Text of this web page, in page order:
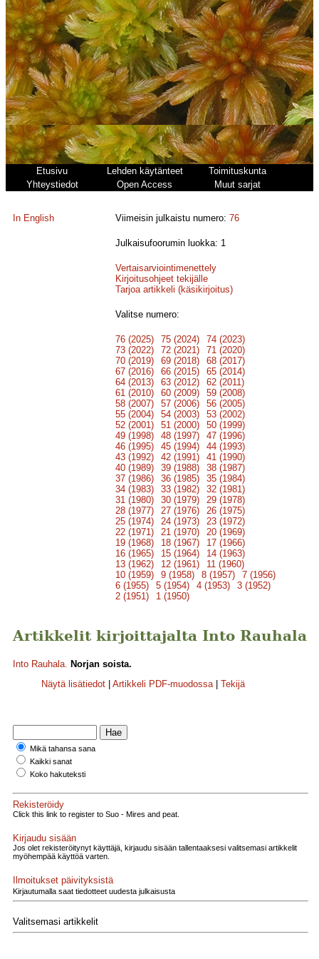
Etusivu Lehden käytänteet
Toimituskunta
Yhteystiedot
Open Access Muut sarjat
In English Viimeisin julkaistu numero:76
Julkaisufoorumin luokka: 1
Vertaisarviointimenettely
Kirjoitusohjeet tekijälle
Tarjoa artikkeli (käsikirjoitus)
Valitse numero:
76 (2025) 75 (2024)
74 (2023)
73 (2022)
72 (2021)
71 (2020)
70 (2019)
69 (2018)
68 (2017)
67 (2016)
66 (2015)
65 (2014)
64 (2013)
63 (2012)
62 (2011)
61 (2010)
60 (2009)
59 (2008)
58 (2007)
57 (2006)
56 (2005)
55 (2004)
54 (2003)
53 (2002)
52 (2001)
51 (2000)
50 (1999)
49 (1998)
48 (1997)
47 (1996)
46 (1995)
45 (1994)
44 (1993)
43 (1992)
42 (1991)
41 (1990)
40 (1989)
39 (1988)
38 (1987)
37 (1986)
36 (1985)
35 (1984)
34 (1983)
33 (1982)
32 (1981)
31 (1980)
30 (1979)
29 (1978)
28 (1977)
27 (1976)
26 (1975)
25 (1974)
24 (1973)
23 (1972)
22 (1971)
21 (1970)
20 (1969)
19 (1968)
18 (1967)
17 (1966)
16 (1965)
15 (1964)
14 (1963)
13 (1962)
12 (1961)
11 (1960)
10 (1959)
9 (1958) 8 (1957)
7 (1956)
6 (1955)
5 (1954) 4 (1953)
3 (1952)
2 (1951)
1 (1950)
Artikkelit kirjoittajalta Into Rauhala
Into Rauhala. Norjan soista.
Näytä lisätiedot
Artikkeli PDF-muodossa| Tekijä
Mikä tahansa sana
Kaikki sanat
Koko hakuteksti
Rekisteröidy
Click this link to register to Suo - Mires and peat.
Kirjaudu sisään
Jos olet rekisteröitynyt käyttäjä, kirjaudu sisään tallentaaksesi valitsemasi artikkelit
myöhempää käyttöä varten.
Ilmoitukset päivityksistä
Kirjautumalla saat tiedotteet uudesta julkaisusta
Valitsemasi artikkelit